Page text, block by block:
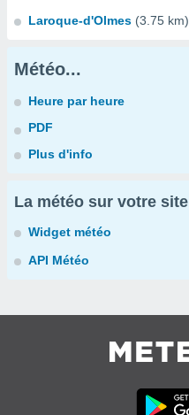
Laroque-d'Olmes (3.75 km)
Météo...
Heure par heure
PDF
Plus d'info
La météo sur votre site
Widget météo
API Météo